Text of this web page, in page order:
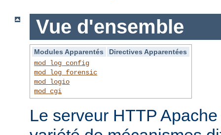
Vue d'ensemble
Modules Apparentés
Directives Apparentées
mod_log_config
mod_log_forensic
mod_logio
mod_cgi
Le serveur HTTP